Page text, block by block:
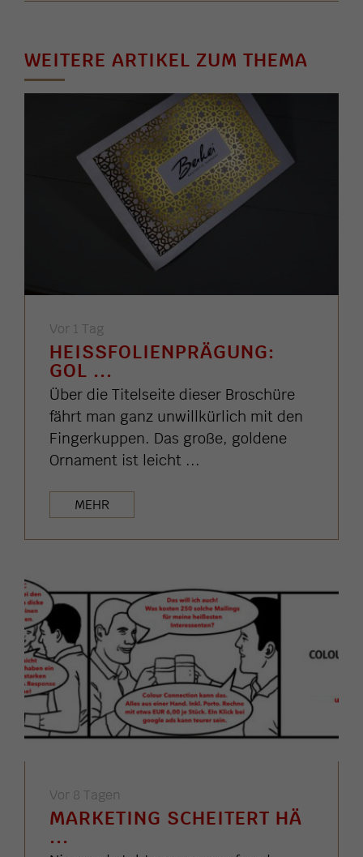
WEITERE ARTIKEL ZUM THEMA
Vor 1 Tag
HEISSFOLIENPRÄGUNG: G
OL ...
Über die Titelseite dieser Broschüre
fährt man ganz unwillkürlich mit den
Fingerkuppen. Das große, goldene
Ornament ist leicht ...
MEHR
Vor 8 Tagen
MARKETING SCHEITERT HÄ
...